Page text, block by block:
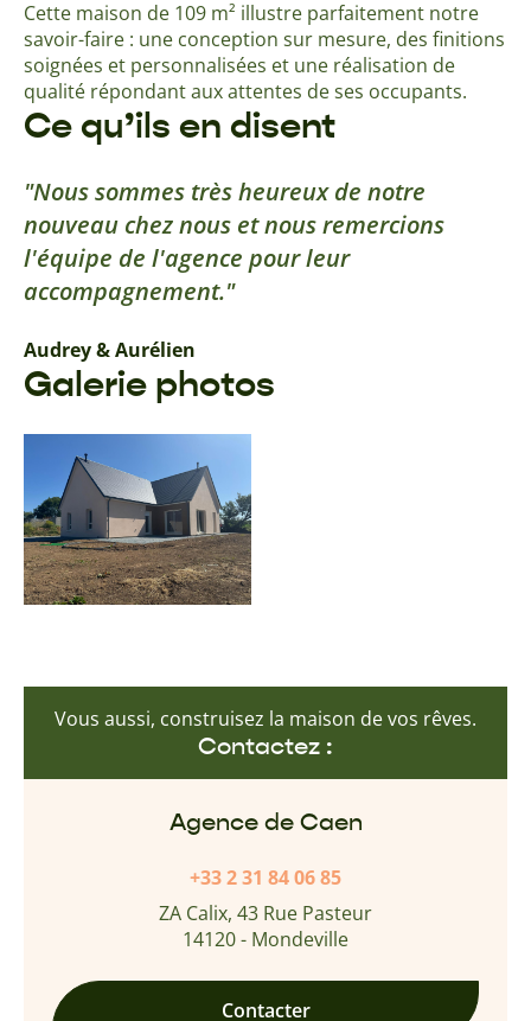
Cette maison de 109 m² illustre parfaitement notre
savoir-faire : une conception sur mesure, des finitions
soignées et personnalisées et une réalisation de
qualité répondant aux attentes de ses occupants.
Ce qu’ils en disent
Nous sommes très heureux de notre
nouveau chez nous et nous remercions
l'équipe de l'agence pour leur
accompagnement.
Audrey & Aurélien
Galerie photos
Vous aussi, construisez la maison de vos rêves.
Contactez :
Agence de Caen
+33 2 31 84 06 85
ZA Calix, 43 Rue Pasteur
14120 - Mondeville
Contacter